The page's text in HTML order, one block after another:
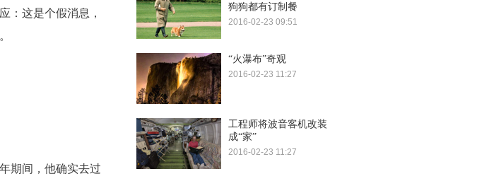
：这是个假消息，
期间，他确实去过
狗狗都有订制餐
2016-02-23 09:51
“火瀑布”奇观
2016-02-23 11:27
工程师将波音客机改装
成“家”
2016-02-23 11:27